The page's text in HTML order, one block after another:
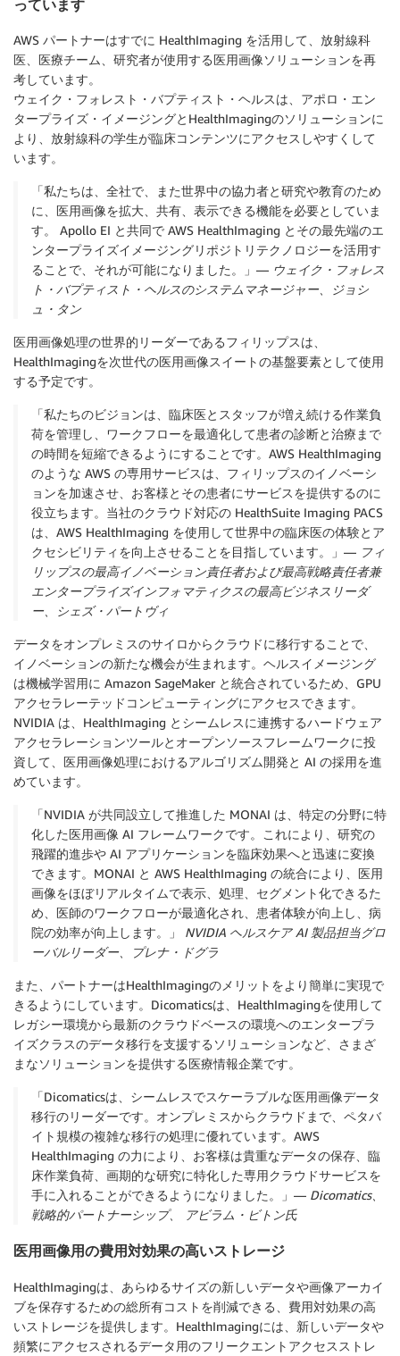
っています
AWS パートナーはすでに HealthImaging を活用して、放射線科
医、医療チーム、研究者が使用する医用画像ソリューションを再
考しています。
ウェイク・フォレスト・バプティスト・ヘルスは、アポロ・エン
タープライズ・イメージングとHealthImagingのソリューションに
より、放射線科の学生が臨床コンテンツにアクセスしやすくして
います。
「私たちは、全社で、また世界中の協力者と研究や教育のため
に、医用画像を拡大、共有、表示できる機能を必要としていま
す。 Apollo EI と共同で AWS HealthImaging とその最先端のエ
ンタープライズイメージングリポジトリテクノロジーを活用す
ることで、それが可能になりました。」— ウェイク・フォレス
ト・バプティスト・ヘルスのシステムマネージャー、ジョシ
ュ・タン
医用画像処理の世界的リーダーであるフィリップスは、
HealthImagingを次世代の医用画像スイートの基盤要素として使用
する予定です。
「私たちのビジョンは、臨床医とスタッフが増え続ける作業負
荷を管理し、ワークフローを最適化して患者の診断と治療まで
の時間を短縮できるようにすることです。AWS HealthImaging
のような AWS の専用サービスは、フィリップスのイノベーシ
ョンを加速させ、お客様とその患者にサービスを提供するのに
役立ちます。当社のクラウド対応の HealthSuite Imaging PACS
は、AWS HealthImaging を使用して世界中の臨床医の体験とア
クセシビリティを向上させることを目指しています。」— フィ
リップスの最高イノベーション責任者および最高戦略責任者兼
エンタープライズインフォマティクスの最高ビジネスリーダ
ー、シェズ・パートヴィ
データをオンプレミスのサイロからクラウドに移行することで、
イノベーションの新たな機会が生まれます。ヘルスイメージング
は機械学習用に Amazon SageMaker と統合されているため、GPU
アクセラレーテッドコンピューティングにアクセスできます。
NVIDIA は、HealthImaging とシームレスに連携するハードウェア
アクセラレーションツールとオープンソースフレームワークに投
資して、医用画像処理におけるアルゴリズム開発と AI の採用を進
めています。
「NVIDIA が共同設立して推進した MONAI は、特定の分野に特
化した医用画像 AI フレームワークです。これにより、研究の
飛躍的進歩や AI アプリケーションを臨床効果へと迅速に変換
できます。MONAI と AWS HealthImaging の統合により、医用
画像をほぼリアルタイムで表示、処理、セグメント化できるた
め、医師のワークフローが最適化され、患者体験が向上し、病
院の効率が向上します。」 NVIDIA ヘルスケア AI 製品担当グロ
ーバルリーダー、プレナ・ドグラ
また、パートナーはHealthImagingのメリットをより簡単に実現で
きるようにしています。Dicomaticsは、HealthImagingを使用して
レガシー環境から最新のクラウドベースの環境へのエンタープラ
イズクラスのデータ移行を支援するソリューションなど、さまざ
まなソリューションを提供する医療情報企業です。
「Dicomaticsは、シームレスでスケーラブルな医用画像データ
移行のリーダーです。オンプレミスからクラウドまで、ペタバ
イト規模の複雑な移行の処理に優れています。AWS
HealthImaging の力により、お客様は貴重なデータの保存、臨
床作業負荷、画期的な研究に特化した専用クラウドサービスを
手に入れることができるようになりました。」— Dicomatics、
戦略的パートナーシップ、 アビラム・ビトン氏
医用画像用の費用対効果の高いストレージ
HealthImagingは、あらゆるサイズの新しいデータや画像アーカイ
ブを保存するための総所有コストを削減できる、費用対効果の高
いストレージを提供します。HealthImagingには、新しいデータや
頻繁にアクセスされるデータ用のフリークエントアクセスストレ